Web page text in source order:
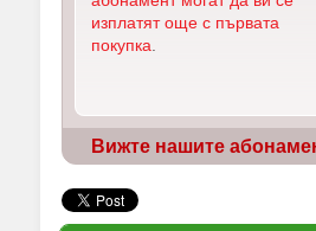
изплатят още с първата
покупка
Вижте нашите